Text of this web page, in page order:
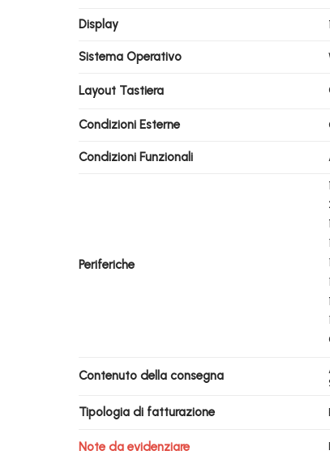
Display
Sistema Operativo
Layout Tastiera
Condizioni Esterne
Condizioni Funzionali
Periferiche
Contenuto della consegna
Tipologia di fatturazione
Note da evidenziare